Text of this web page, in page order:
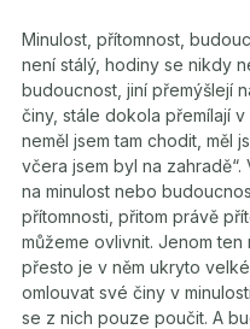
Minulost, přítomnost,
není stálý, hodiny se nikdy
budoucnost, jiní přemýšlejí
činy, stále dokola přemílají v
neměl jsem tam chodit, měl
včera jsem byl na
na minulost nebo
přítomnosti, přitom právě
můžeme ovlivnit. Jenom
přesto je v něm ukryto
omlouvat své činy v
se z nich pouze poučit. A